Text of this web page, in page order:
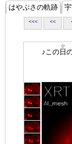
はやぶさの軌跡
<<< <<
♪この日
ひ